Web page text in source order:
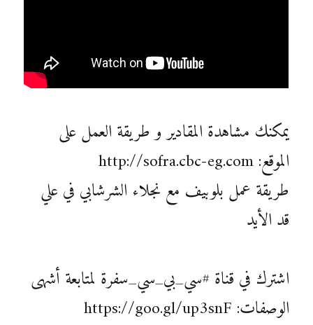
يمكنك مشاهدة المقادير و طريقة العمل على
الموقع: http://sofra.cbc-eg.com
طريقة عمل بلوبيف مع نجلاء الشرشابي في علي
قد الأيد
اشترك في قناة #سي_بي_سي_سفرة لمتابعة أشهى
الوصفات: https://goo.gl/up3snF